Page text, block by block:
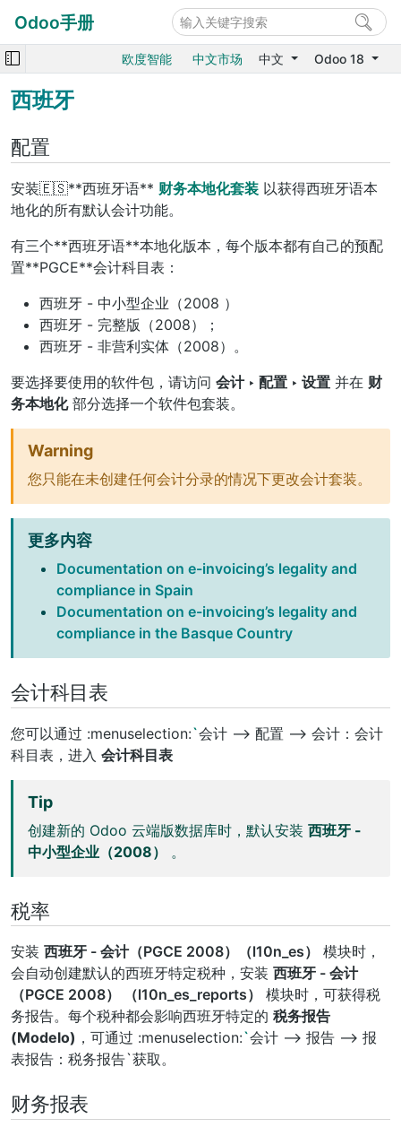
Odoo手册
欧度智能 中文市场 中文 Odoo 18
西班牙
配置
安装🇪🇸**西班牙语** 财务本地化套装 以获得西班牙语本
地化的所有默认会计功能。
有三个**西班牙语**本地化版本，每个版本都有自己的预配
置**PGCE**会计科目表：
西班牙 - 中小型企业（2008 ）
西班牙 - 完整版（2008）；
西班牙 - 非营利实体（2008）。
要选择要使用的软件包，请访问 会计 ‣ 配置 ‣ 设置 并在 财
务本地化部分选择一个软件包套装。
Warning
您只能在未创建任何会计分录的情况下更改会计套装。
更多内容
Documentation on e-invoicing’s legality and
compliance in Spain
Documentation on e-invoicing’s legality and
compliance in the Basque Country
会计科目表
您可以通过 :menuselection:`会计 –> 配置 –> 会计：会计
科目表，进入 会计科目表
Tip
创建新的 Odoo 云端版数据库时，默认安装 西班牙 -
中小型企业（2008）
。
税率
安装 西班牙 - 会计（PGCE 2008）（l10n_es）
模块时，
会自动创建默认的西班牙特定税种，安装 西班牙 - 会计
（PGCE 2008） （l10n_es_reports）
模块时，可获得税
务报告。每个税种都会影响西班牙特定的 税务报告
(Modelo) ，可通过 :menuselection:`会计 –> 报告 –> 报
表报告：税务报告`获取。
财务报表